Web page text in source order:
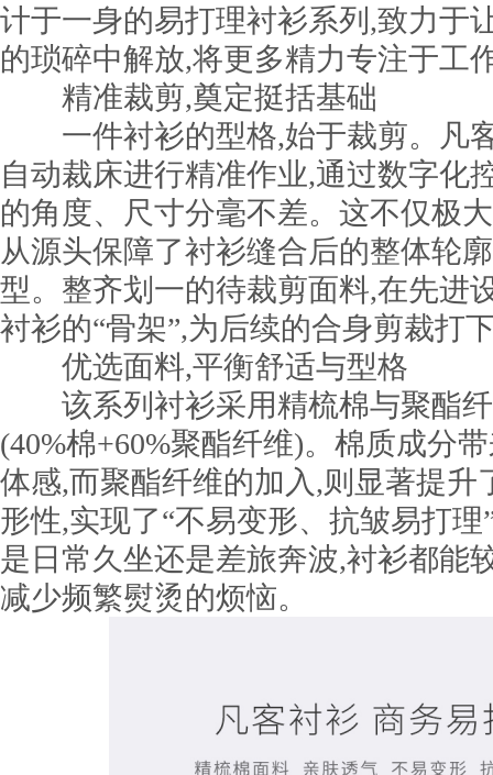
计于一身的易打理衬衫系列,致力于
的琐碎中解放,将更多精力专注于工
精准裁剪,奠定挺括基础
一件衬衫的型格,始于裁剪。凡
自动裁床进行精准作业,通过数字化
的角度、尺寸分毫不差。这不仅极
从源头保障了衬衫缝合后的整体轮
型。整齐划一的待裁剪面料,在先进
衬衫的“骨架”,为后续的合身剪裁打
优选面料,平衡舒适与型格
该系列衬衫采用精梳棉与聚酯纤
(40%棉+60%聚酯纤维)。棉质成分
体感,而聚酯纤维的加入,则显著提升
形性,实现了“不易变形、抗皱易打
是日常久坐还是差旅奔波,衬衫都能
减少频繁熨烫的烦恼。